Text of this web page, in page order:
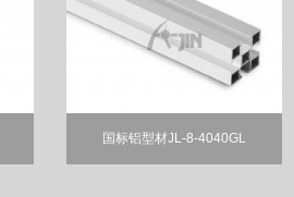
国标铝型材JL-8-4040GL